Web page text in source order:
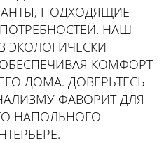
ПОДХОДЯЩИЕ
НАШ
ЭКОЛОГИЧЕСКИ
КОМФОРТ
ДОМА. ДОВЕРЬТЕСЬ
ФАВОРИТ ДЛЯ
НАПОЛЬНОГО